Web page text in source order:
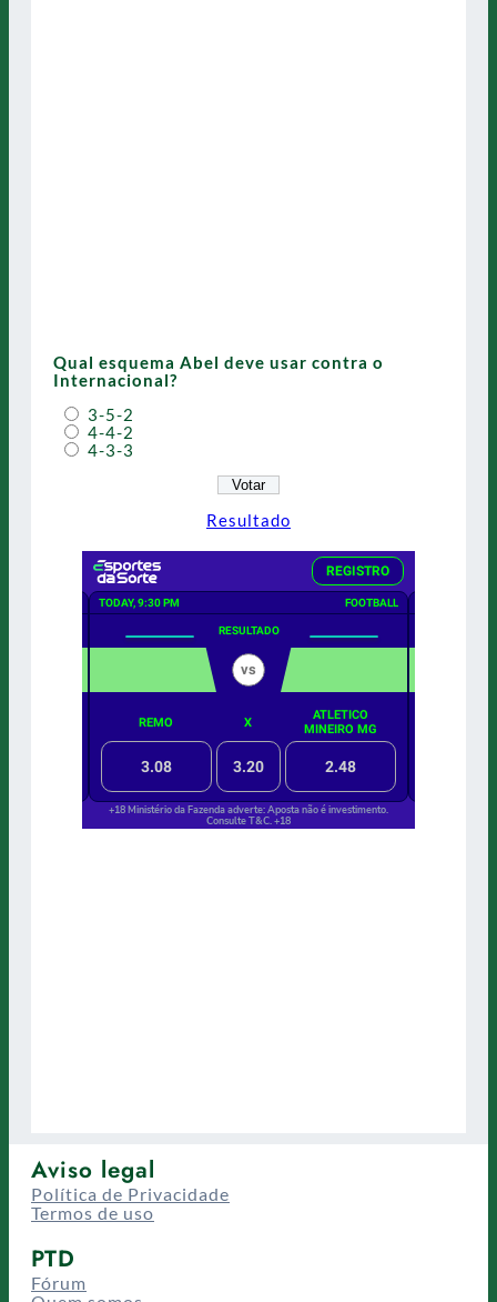
Qual esquema Abel deve usar contra o
Internacional?
3-5-2
4-4-2
4-3-3
Resultado
Aviso legal
Política de Privacidade
Termos de uso
PTD
Fórum